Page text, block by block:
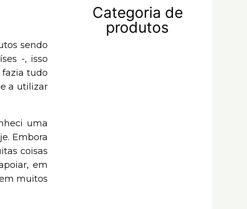
sendo
-, isso
tudo
a utilizar
uma
Embora
coisas
em
muitos
Categoria de
produtos